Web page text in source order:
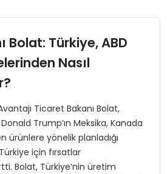
Bolat: Türkiye, ABD
Nasıl
Ticaret Bakanı Bolat,
Trump’ın Meksika, Kanada
ürünlere yönelik planladığı
için fırsatlar
Bolat, Türkiye’nin üretim